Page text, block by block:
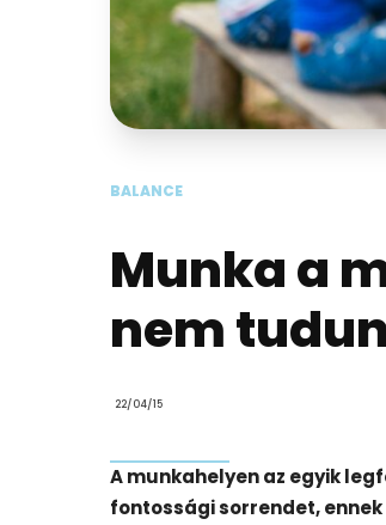
BALANCE
Munka a
nem
22/04/15
A munkahelyen az egyik
fontossági sorrendet,